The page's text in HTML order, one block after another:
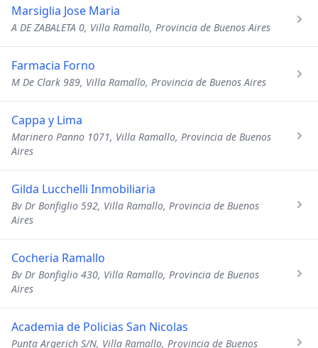
Marsiglia Jose Maria
A DE ZABALETA 0, Villa Ramallo, Provincia de Buenos Aires
Farmacia Forno
M De Clark 989, Villa Ramallo, Provincia de Buenos Aires
Cappa y Lima
Marinero Panno 1071, Villa Ramallo, Provincia de Buenos
Aires
Gilda Lucchelli Inmobiliaria
Bv Dr Bonfiglio 592, Villa Ramallo, Provincia de Buenos
Aires
Cocheria Ramallo
Bv Dr Bonfiglio 430, Villa Ramallo, Provincia de Buenos
Aires
Academia de Policias San Nicolas
Punta Argerich S/N, Villa Ramallo, Provincia de Buenos